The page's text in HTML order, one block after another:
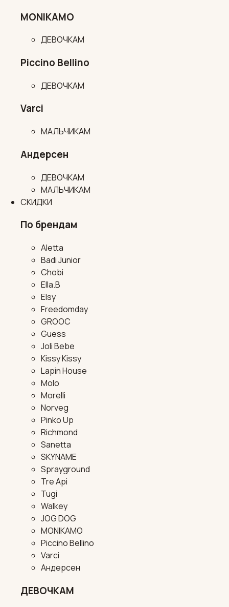
MONIKAMO
ДЕВОЧКАМ
Piccino Bellino
ДЕВОЧКАМ
Varci
МАЛЬЧИКАМ
Андерсен
ДЕВОЧКАМ
МАЛЬЧИКАМ
СКИДКИ
По брендам
Aletta
Badi Junior
Chobi
Ella.B
Elsy
Freedomday
GROOC
Guess
Joli Bebe
Kissy Kissy
Lapin House
Molo
Morelli
Norveg
Pinko Up
Richmond
Sanetta
SKYNAME
Sprayground
Tre Api
Tugi
Walkey
JOG DOG
MONIKAMO
Piccino Bellino
Varci
Андерсен
ДЕВОЧКАМ